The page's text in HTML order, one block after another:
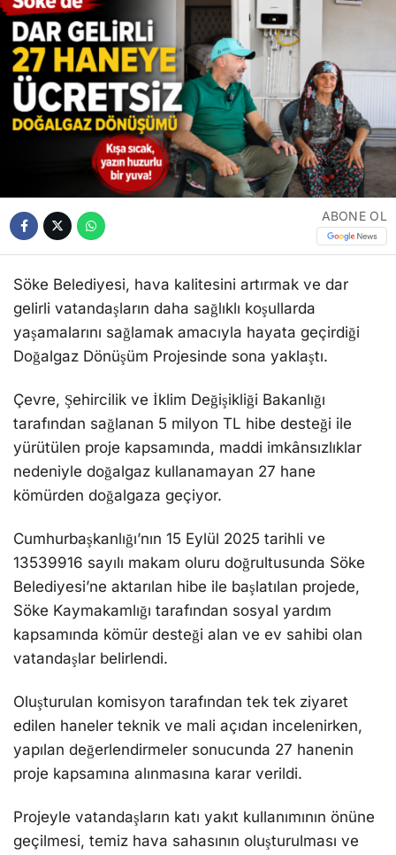
ABONE OL
Söke Belediyesi, hava kalitesini artırmak ve dar
gelirli vatandaşların daha sağlıklı koşullarda
yaşamalarını sağlamak amacıyla hayata geçirdiği
Doğalgaz Dönüşüm Projesinde sona yaklaştı.
Çevre, Şehircilik ve İklim Değişikliği Bakanlığı
tarafından sağlanan 5 milyon TL hibe desteği ile
yürütülen proje kapsamında, maddi imkânsızlıklar
nedeniyle doğalgaz kullanamayan 27 hane
kömürden doğalgaza geçiyor.
Cumhurbaşkanlığı’nın 15 Eylül 2025 tarihli ve
13539916 sayılı makam oluru doğrultusunda Söke
Belediyesi’ne aktarılan hibe ile başlatılan projede,
Söke Kaymakamlığı tarafından sosyal yardım
kapsamında kömür desteği alan ve ev sahibi olan
vatandaşlar belirlendi.
Oluşturulan komisyon tarafından tek tek ziyaret
edilen haneler teknik ve mali açıdan incelenirken,
yapılan değerlendirmeler sonucunda 27 hanenin
proje kapsamına alınmasına karar verildi.
Projeyle vatandaşların katı yakıt kullanımının önüne
geçilmesi, temiz hava sahasının oluşturulması ve